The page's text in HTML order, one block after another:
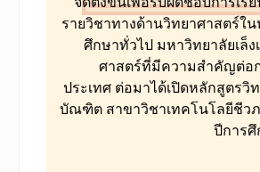
รายวิชาทางด้านวิทยาศาสตร์ใ
ศึกษาทั่วไป มหาวิทยาลัยเล็ง
ศาสตร์ที่มีความสำคัญต่อ
ประเทศ ต่อมาได้เปิดหลักสูตรวิ
บัณฑิต สาขาวิชาเทคโนโลยีชีว
ปีการศึ